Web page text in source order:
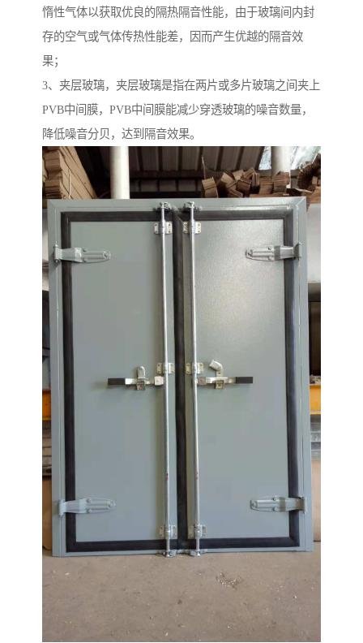
惰性气体以获取优良的隔热隔音性能，由于玻璃间内封
存的空气或气体传热性能差，因而产生优越的隔音效
果；
3、夹层玻璃，夹层玻璃是指在两片或多片玻璃之间夹上
PVB中间膜，PVB中间膜能减少穿透玻璃的噪音数量，
降低噪音分贝，达到隔音效果。